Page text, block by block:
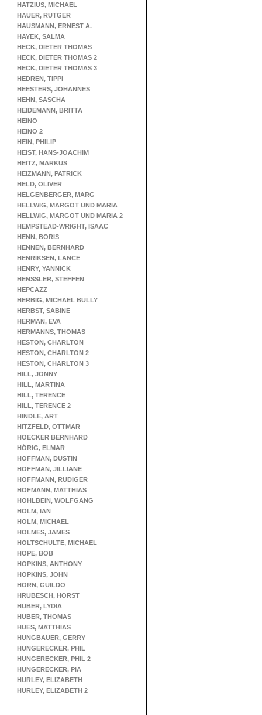
HATZIUS, MICHAEL
HAUER, RUTGER
HAUSMANN, ERNEST A.
HAYEK, SALMA
HECK, DIETER THOMAS
HECK, DIETER THOMAS 2
HECK, DIETER THOMAS 3
HEDREN, TIPPI
HEESTERS, JOHANNES
HEHN, SASCHA
HEIDEMANN, BRITTA
HEINO
HEINO 2
HEIN, PHILIP
HEIST, HANS-JOACHIM
HEITZ, MARKUS
HEIZMANN, PATRICK
HELD, OLIVER
HELGENBERGER, MARG
HELLWIG, MARGOT UND MARIA
HELLWIG, MARGOT UND MARIA 2
HEMPSTEAD-WRIGHT, ISAAC
HENN, BORIS
HENNEN, BERNHARD
HENRIKSEN, LANCE
HENRY, YANNICK
HENSSLER, STEFFEN
HEPCAZZ
HERBIG, MICHAEL BULLY
HERBST, SABINE
HERMAN, EVA
HERMANNS, THOMAS
HESTON, CHARLTON
HESTON, CHARLTON 2
HESTON, CHARLTON 3
HILL, JONNY
HILL, MARTINA
HILL, TERENCE
HILL, TERENCE 2
HINDLE, ART
HITZFELD, OTTMAR
HOECKER BERNHARD
HÖRIG, ELMAR
HOFFMAN, DUSTIN
HOFFMAN, JILLIANE
HOFFMANN, RÜDIGER
HOFMANN, MATTHIAS
HOHLBEIN, WOLFGANG
HOLM, IAN
HOLM, MICHAEL
HOLMES, JAMES
HOLTSCHULTE, MICHAEL
HOPE, BOB
HOPKINS, ANTHONY
HOPKINS, JOHN
HORN, GUILDO
HRUBESCH, HORST
HUBER, LYDIA
HUBER, THOMAS
HUES, MATTHIAS
HUNGBAUER, GERRY
HUNGERECKER, PHIL
HUNGERECKER, PHIL 2
HUNGERECKER, PIA
HURLEY, ELIZABETH
HURLEY, ELIZABETH 2